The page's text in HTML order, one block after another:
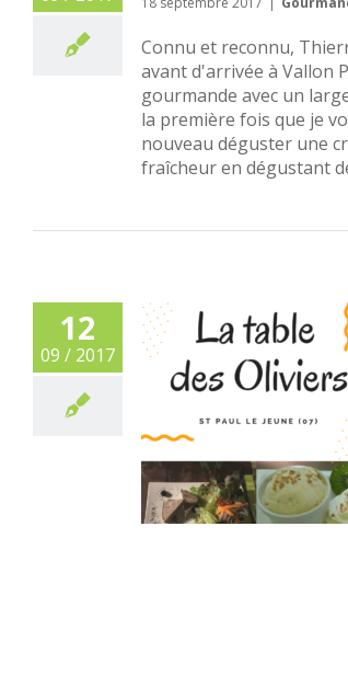
Connu et reconnu,
avant d'arrivée à Vallon
gourmande avec un
la première fois que je
nouveau déguster une
fraîcheur en dégustant
12
09 / 2017